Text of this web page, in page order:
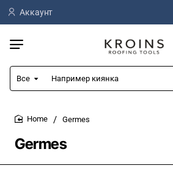
Аккаунт
Все
Например
киянка
Germes
Germes